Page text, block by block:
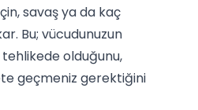
savaş ya da kaç
Bu; vücudunuzun
tehlikede olduğunu,
geçmeniz gerektiğini